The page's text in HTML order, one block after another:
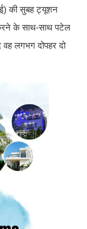
की सुबह ट्यूशन
के साथ-साथ पटेल
वह लगभग दोपहर दो